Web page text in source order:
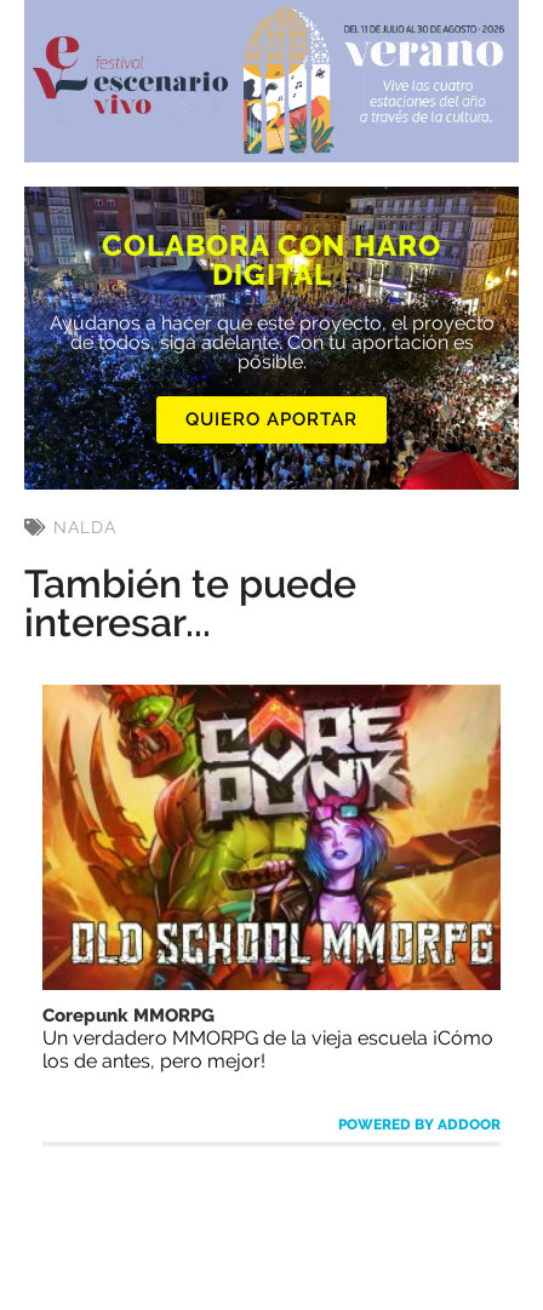
COLABORA CON HARO
DIGITAL
Ayúdanos a hacer que este proyecto, el proyecto
de todos, siga adelante. Con tu aportación es
posible.
QUIERO APORTAR
NALDA
También te puede
interesar...
Corepunk MMORPG
Un verdadero MMORPG de la vieja escuela ¡Cómo
los de antes, pero mejor!
POWERED BY ADDOOR